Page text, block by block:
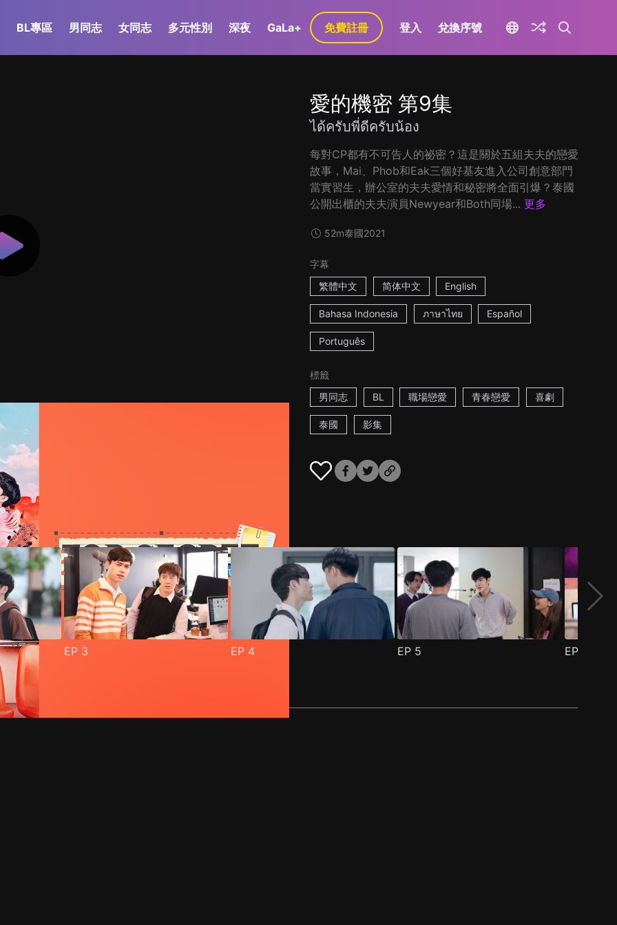
BL專區 男同志 女同志 多元性別 深夜 GaLa+ 免費註冊 登入 兌換序號
愛的機密 第9集
ได้ครับพี่ดีครับน้อง
每對CP都有不可告人的祕密？這是關於五組夫夫的戀愛
故事，Mai、Phob和Eak三個好基友進入公司創意部門
當實習生，辦公室的夫夫愛情和秘密將全面引爆？泰國
公開出櫃的夫夫演員Newyear和Both同場... 更多
52m泰國2021
字幕
繁體中文
简体中文 English
Bahasa Indonesia ภาษาไทย Español
Português
標籤
男同志
BL 職場戀愛 青春戀愛 喜劇
泰國 影集
EP 3 EP 4 EP 5 EP